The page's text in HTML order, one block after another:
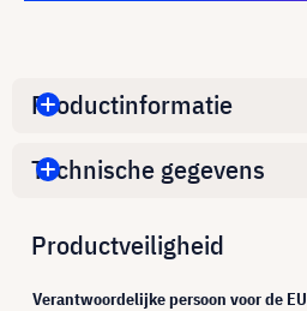
Productinformatie
Technische gegevens
Productveiligheid
Verantwoordelijke persoon voor de EU